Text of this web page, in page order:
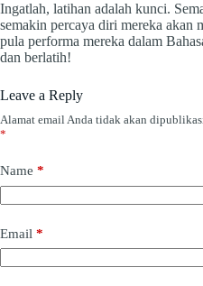
Ingatlah, latihan adalah kunci.
semakin percaya diri mereka akan
pula performa mereka dalam
dan berlatih!
Leave a Reply
Alamat email Anda tidak akan
*
Name *
Email *